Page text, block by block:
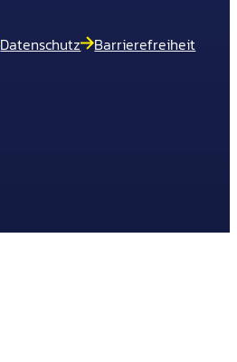
Datenschutz Barrierefreiheit